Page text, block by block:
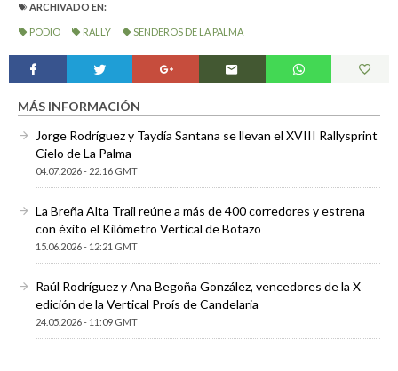
ARCHIVADO EN:
PODIO RALLY SENDEROS DE LA PALMA
MÁS INFORMACIÓN
Jorge Rodríguez y Taydía Santana se llevan el XVIII Rallysprint
Cielo de La Palma
04.07.2026 - 22:16 GMT
La Breña Alta Trail reúne a más de 400 corredores y estrena
con éxito el Kilómetro Vertical de Botazo
15.06.2026 - 12:21 GMT
Raúl Rodríguez y Ana Begoña González, vencedores de la X
edición de la Vertical Proís de Candelaria
24.05.2026 - 11:09 GMT